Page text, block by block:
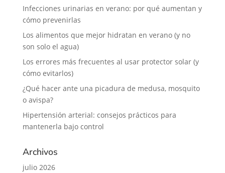
Infecciones urinarias en verano: por qué aumentan y
cómo prevenirlas
Los alimentos que mejor hidratan en verano (y no
son solo el agua)
Los errores más frecuentes al usar protector solar (y
cómo evitarlos)
¿Qué hacer ante una picadura de medusa, mosquito
o avispa?
Hipertensión arterial: consejos prácticos para
mantenerla bajo control
Archivos
julio 2026